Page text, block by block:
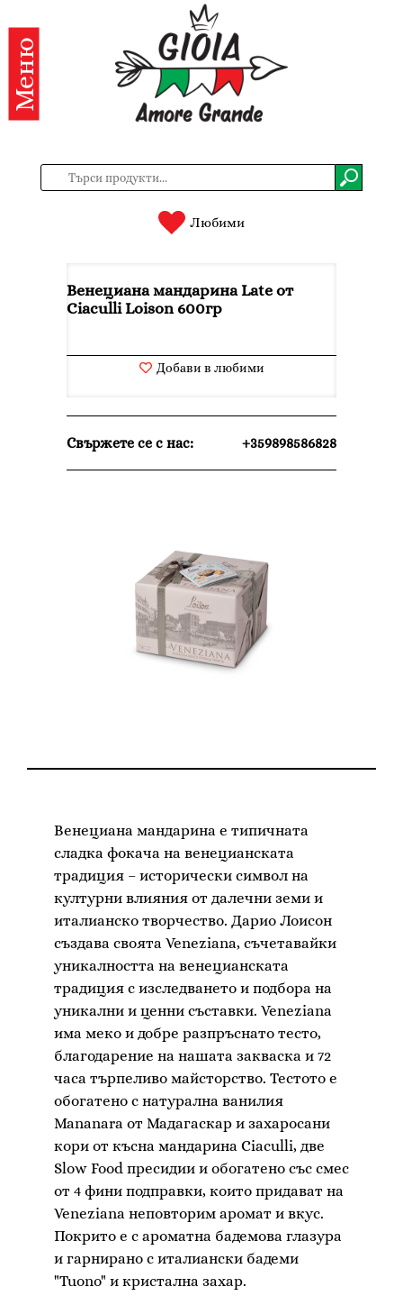
Категории
Продукти
нас
Вход
Регистрация
EN
Меню
Любими
Венециана мандарина Late от
Ciaculli Loison 600гр
Добави в любими
Свържете се с нас: +359898586828
Венециана мандарина е типичната
сладка фокача на венецианската
традиция – исторически символ на
културни влияния от далечни земи и
италианско творчество. Дарио Лоисон
създава своята Veneziana, съчетавайки
уникалността на венецианската
традиция с изследването и подбора на
уникални и ценни съставки. Veneziana
има меко и добре разпръснато тесто,
благодарение на нашата закваска и 72
часа търпеливо майсторство. Тестото е
обогатено с натурална ванилия
Mananara от Мадагаскар и захаросани
кори от късна мандарина Ciaculli, две
Slow Food пресидии и обогатено със смес
от 4 фини подправки, които придават на
Veneziana неповторим аромат и вкус.
Покрито е с ароматна бадемова глазура
и гарнирано с италиански бадеми
"Tuono" и кристална захар.